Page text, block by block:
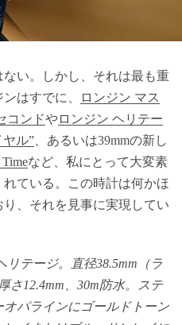
い。しかし、それは最も重
はすでに、
ロンジン マス
コンドやロンジン ヘリテー
ル” 、あるいは39mmの新し
など、私にとって大変素
ている。この時計は何かほ
、それを見事に実現してい
テージ。直径38.5mm（ラ
さ12.4mm、30m防水。ステ
パラインにゴールドトーン